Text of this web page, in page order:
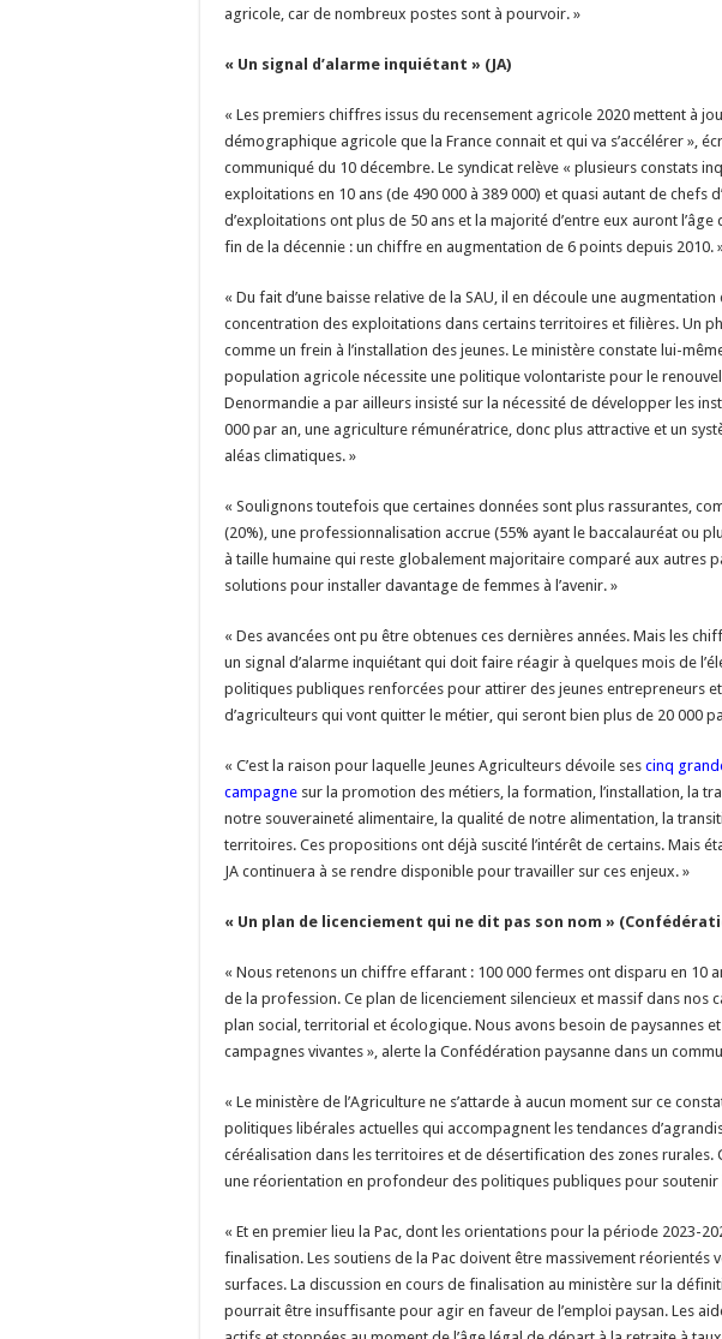
agricole, car de nombreux postes sont à pourvoir. »
« Un signal d’alarme inquiétant » (JA)
« Les premiers chiffres issus du recensement agricole 2020 mettent à
démographique agricole que la France connait et qui va s’accélérer »,
communiqué du 10 décembre. Le syndicat relève « plusieurs constats
exploitations en 10 ans (de 490 000 à 389 000) et quasi autant de chefs
d’exploitations ont plus de 50 ans et la majorité d’entre eux auront l’âge
fin de la décennie : un chiffre en augmentation de 6 points depuis 2010.
« Du fait d’une baisse relative de la SAU, il en découle une
concentration des exploitations dans certains territoires et filières. Un
comme un frein à l’installation des jeunes. Le ministère constate lui-
population agricole nécessite une politique volontariste pour le
Denormandie a par ailleurs insisté sur la nécessité de développer les
000 par an, une agriculture rémunératrice, donc plus attractive et un
aléas climatiques. »
« Soulignons toutefois que certaines données sont plus rassurantes,
(20%), une professionnalisation accrue (55% ayant le baccalauréat ou
à taille humaine qui reste globalement majoritaire comparé aux autres
solutions pour installer davantage de femmes à l’avenir. »
« Des avancées ont pu être obtenues ces dernières années. Mais les
un signal d’alarme inquiétant qui doit faire réagir à quelques mois de
politiques publiques renforcées pour attirer des jeunes entrepreneurs
d’agriculteurs qui vont quitter le métier, qui seront bien plus de 20 000
« C’est la raison pour laquelle Jeunes Agriculteurs dévoile ses cinq
campagne sur la promotion des métiers, la formation, l’installation, la
notre souveraineté alimentaire, la qualité de notre alimentation, la
territoires. Ces propositions ont déjà suscité l’intérêt de certains. Mais
JA continuera à se rendre disponible pour travailler sur ces enjeux. »
« Un plan de licenciement qui ne dit pas son nom »
« Nous retenons un chiffre effarant : 100 000 fermes ont disparu en 10
de la profession. Ce plan de licenciement silencieux et massif dans nos
plan social, territorial et écologique. Nous avons besoin de paysannes
campagnes vivantes », alerte la Confédération paysanne dans un
« Le ministère de l’Agriculture ne s’attarde à aucun moment sur ce
politiques libérales actuelles qui accompagnent les tendances
céréalisation dans les territoires et de désertification des zones rurales.
une réorientation en profondeur des politiques publiques pour soutenir
« Et en premier lieu la Pac, dont les orientations pour la période 2023-
finalisation. Les soutiens de la Pac doivent être massivement réorientés
surfaces. La discussion en cours de finalisation au ministère sur la
pourrait être insuffisante pour agir en faveur de l’emploi paysan. Les